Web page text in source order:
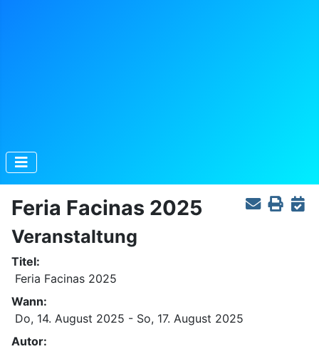
Feria Facinas 2025
Veranstaltung
Titel:
Feria Facinas 2025
Wann:
Do, 14. August 2025 - So, 17. August 2025
Autor: